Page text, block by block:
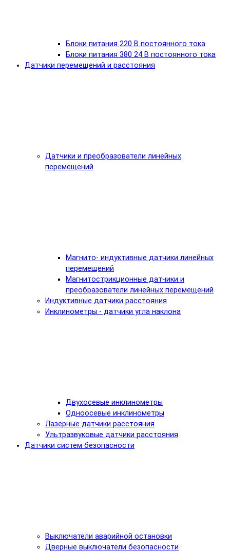
Блоки питания 220 В постоянного тока
Блоки питания 380 24 В постоянного тока
Датчики перемещений и расстояния
Датчики и преобразователи линейных
перемещений
Магнито- индуктивные датчики линейных
перемещений
Магнитострикционные датчики и
преобразователи линейных перемещений
Индуктивные датчики расстояния
Инклинометры - датчики угла наклона
Двухосевые инклинометры
Одноосевые инклинометры
Лазерные датчики расстояния
Ультразвуковые датчики расстояния
Датчики систем безопасности
Выключатели аварийной остановки
Дверные выключатели безопасности